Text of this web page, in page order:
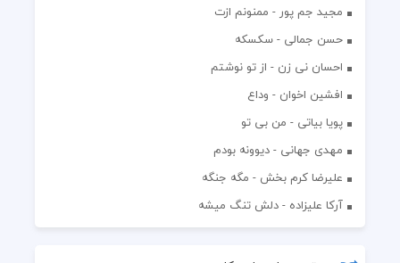
مجید جم پور - ممنونم ازت
حسن جمالی - سکسکه
احسان نی زن - از تو نوشتم
افشين اخوان - وداع
پویا بیاتی - من بی تو
مهدی جهانی - دیوونه بودم
علیرضا کرم بخش - مگه جنگه
آرکا علیزاده - دلش تنگ میشه